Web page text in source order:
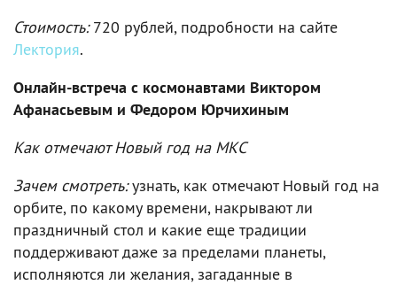
Стоимость:720 рублей, подробности на сайте
Лектория.
Онлайн-встреча с космонавтами Виктором
Афанасьевым и Федором Юрчихиным
Как отмечают Новый год на МКС
Зачем смотреть:узнать, как отмечают Новый год на
орбите, по какому времени, накрывают ли
праздничный стол и какие еще традиции
поддерживают даже за пределами планеты,
исполняются ли желания, загаданные в